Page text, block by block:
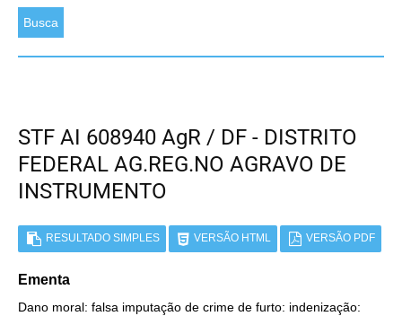
Busca
STF AI 608940 AgR / DF - DISTRITO
FEDERAL AG.REG.NO AGRAVO DE
INSTRUMENTO
RESULTADO SIMPLES VERSÃO HTML VERSÃO PDF
Ementa
Dano moral: falsa imputação de crime de furto: indenização: